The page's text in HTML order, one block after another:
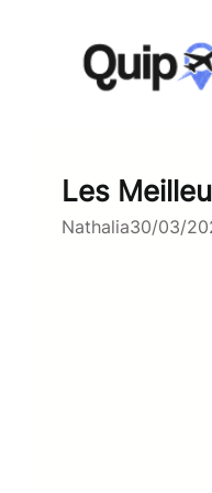
Les
Nathalia30/03/